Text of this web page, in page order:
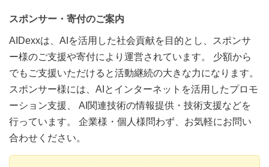
スポンサー・寄付のご案内
AIDexxは、AIを活用した社会貢献を目的とし、スポンサ
ー様のご支援や寄付により運営されています。 少額から
でもご支援いただけると活動継続の大きな力になります。
スポンサー様には、AIとインターネットを活用したプロモ
ーション支援、 AI関連技術の情報提供・技術支援などを
行っています。 企業様・個人様問わず、お気軽にお問い
合わせください。